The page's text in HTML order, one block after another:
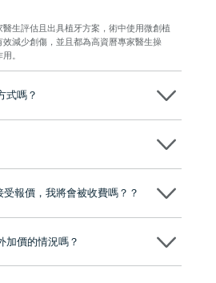
生評估且出具植牙方案，術中使用微創植
減少創傷，並且都為高資曆專家醫生操
。
式嗎？
務前，不會收取任何費用
品牌」，是諾貝爾種植系統全球放心植牙中
地區的顧客，受到粵港澳大灣區及周邊城
何問題都可以隨時預約免費咨詢，讓人十
報價，我將會被收費嗎？？
加價的情況嗎？
治療方案及對應的價錢，顧客同意並簽字